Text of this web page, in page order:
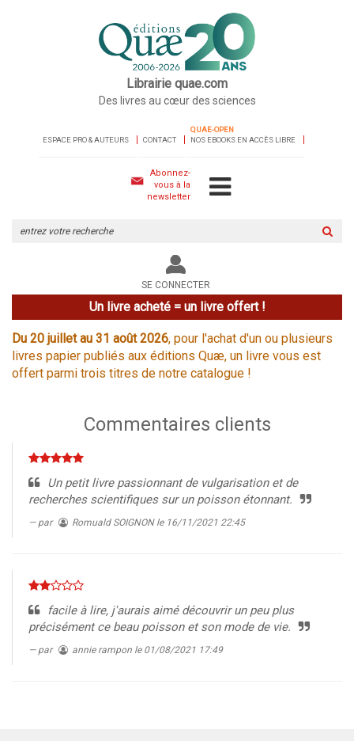
Librairie quae.com
Des livres au cœur des sciences
ESPACE PRO & AUTEURS CONTACT
QUAE-OPEN
NOS EBOOKS EN ACCÈS LIBRE
Abonnez-
vous à la
newsletter
le
site
SE CONNECTER
Un livre acheté = un livre offert !
Du 20 juillet au 31 août 2026, pour l'achat d'un ou plusieurs
livres papier publiés aux éditions Quæ, un livre vous est
offert parmi trois titres de notre catalogue !
Commentaires clients
Un petit livre passionnant de vulgarisation et de
recherches scientifiques sur un poisson étonnant.
par Romuald SOIGNON le 16/11/2021 22:45
facile à lire, j'aurais aimé découvrir un peu plus
précisément ce beau poisson et son mode de vie.
par annie rampon le 01/08/2021 17:49